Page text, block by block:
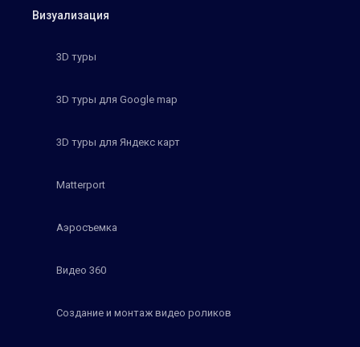
Визуализация
3D туры
3D туры для Google map
3D туры для Яндекс карт
Matterport
Аэросъемка
Видео 360
Создание и монтаж видео роликов